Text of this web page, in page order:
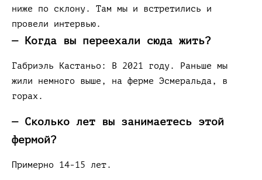
ниже по склону. Там мы и встретились и
провели интервью.
— Когда вы переехали сюда жить?
Габриэль Кастаньо: В 2021 году. Раньше мы
жили немного выше, на ферме Эсмеральда, в
горах.
— Сколько лет вы занимаетесь этой
фермой?
Примерно 14-15 лет.